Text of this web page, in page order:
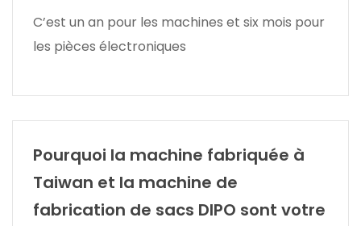
C’est un an pour les machines et six mois pour
les pièces électroniques
Pourquoi la machine fabriquée à
Taiwan et la machine de
fabrication de sacs DIPO sont votre